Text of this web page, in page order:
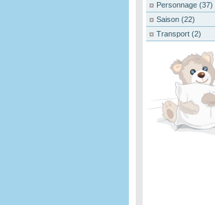
Personnage (37)
Saison (22)
Transport (2)